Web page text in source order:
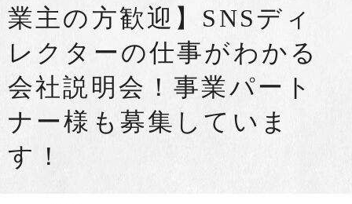
業主の方歓迎】SNSディ
レクターの仕事がわかる
会社説明会！事業パート
ナー様も募集していま
す！